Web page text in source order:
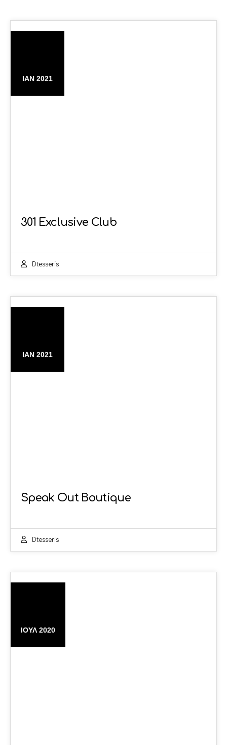
ΙΑΝ 2021
301 Exclusive Club
Dtesseris
ΙΑΝ 2021
Speak Out Boutique
Dtesseris
ΙΟΎΛ 2020